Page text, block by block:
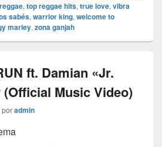
, top reggae hits, true love, vibra
sabés, warrior king, welcome to
marley, zona ganjah
ft. Damian «Jr.
(Official Music Video)
poradmin